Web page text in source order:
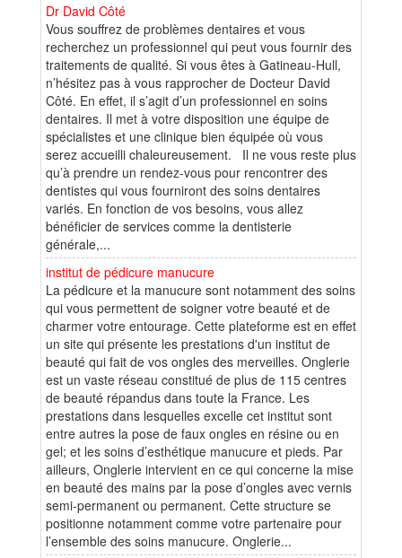
Dr David Côté
Vous souffrez de problèmes dentaires et vous
recherchez un professionnel qui peut vous fournir des
traitements de qualité. Si vous êtes à Gatineau-Hull,
n’hésitez pas à vous rapprocher de Docteur David
Côté. En effet, il s’agit d’un professionnel en soins
dentaires. Il met à votre disposition une équipe de
spécialistes et une clinique bien équipée où vous
serez accueilli chaleureusement. Il ne vous reste plus
qu’à prendre un rendez-vous pour rencontrer des
dentistes qui vous fourniront des soins dentaires
variés. En fonction de vos besoins, vous allez
bénéficier de services comme la dentisterie
générale,...
institut de pédicure manucure
La pédicure et la manucure sont notamment des soins
qui vous permettent de soigner votre beauté et de
charmer votre entourage. Cette plateforme est en effet
un site qui présente les prestations d'un institut de
beauté qui fait de vos ongles des merveilles. Onglerie
est un vaste réseau constitué de plus de 115 centres
de beauté répandus dans toute la France. Les
prestations dans lesquelles excelle cet institut sont
entre autres la pose de faux ongles en résine ou en
gel; et les soins d’esthétique manucure et pieds. Par
ailleurs, Onglerie intervient en ce qui concerne la mise
en beauté des mains par la pose d’ongles avec vernis
semi-permanent ou permanent. Cette structure se
positionne notamment comme votre partenaire pour
l’ensemble des soins manucure. Onglerie...